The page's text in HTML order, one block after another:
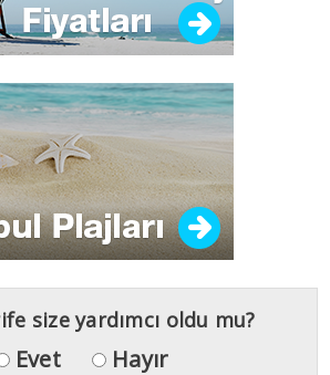
size yardımcı oldu mu?
Evet Hayır